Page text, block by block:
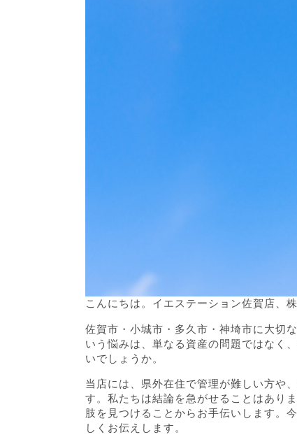
こんにちは。イエステーション佐賀店、
佐賀市・小城市・多久市・神埼市に大切
いう悩みは、単なる資産の問題ではなく
いでしょうか。
当店には、県外在住で管理が難しい方や
す。私たちは結論を急がせることはあり
肢を見つけることからお手伝いします。
しくお伝えします。